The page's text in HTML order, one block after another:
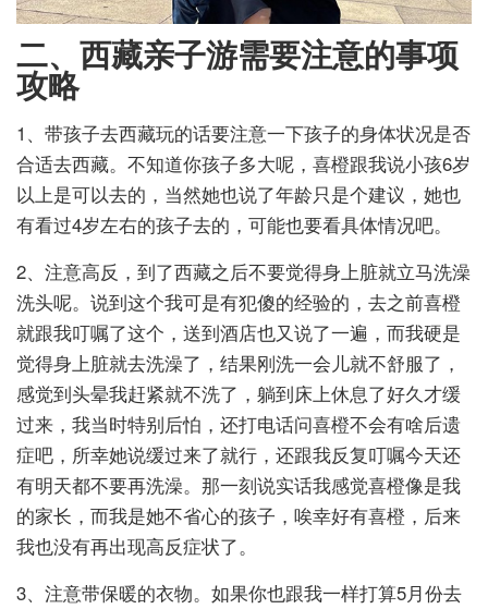
二、西藏亲子游需要注意的事项
攻略
1、带孩子去西藏玩的话要注意一下孩子的身体状况是否
合适去西藏。不知道你孩子多大呢，喜橙跟我说小孩6岁
以上是可以去的，当然她也说了年龄只是个建议，她也
有看过4岁左右的孩子去的，可能也要看具体情况吧。
2、注意高反，到了西藏之后不要觉得身上脏就立马洗澡
洗头呢。说到这个我可是有犯傻的经验的，去之前喜橙
就跟我叮嘱了这个，送到酒店也又说了一遍，而我硬是
觉得身上脏就去洗澡了，结果刚洗一会儿就不舒服了，
感觉到头晕我赶紧就不洗了，躺到床上休息了好久才缓
过来，我当时特别后怕，还打电话问喜橙不会有啥后遗
症吧，所幸她说缓过来了就行，还跟我反复叮嘱今天还
有明天都不要再洗澡。那一刻说实话我感觉喜橙像是我
的家长，而我是她不省心的孩子，唉幸好有喜橙，后来
我也没有再出现高反症状了。
3、注意带保暖的衣物。如果你也跟我一样打算5月份去